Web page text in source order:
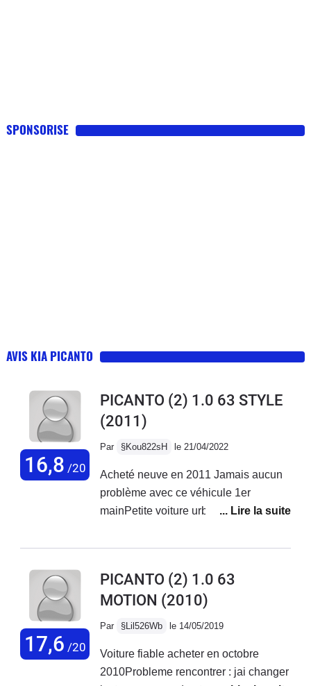
SPONSORISE
AVIS KIA PICANTO
16,8 /20
PICANTO (2) 1.0 63 STYLE
(2011)
Par §Kou822sH le 21/04/2022
Acheté neuve en 2011 Jamais aucun
problème avec ce véhicule 1er
mainPetite voiture urbaine nerveuse
stationnement pratique.Habitacle
suspension assez ferme. Chgt
courroie distribution En 2021 par moi
région parisienne.Petit coffre passable
pour un long voyage.
17,6 /20
PICANTO (2) 1.0 63
MOTION (2010)
Par §Lil526Wb le 14/05/2019
Voiture fiable acheter en octobre
2010Probleme rencontrer : jai changer